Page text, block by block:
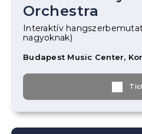
Orchestra
Interaktív
nagyoknak)
Budapest Music Center,